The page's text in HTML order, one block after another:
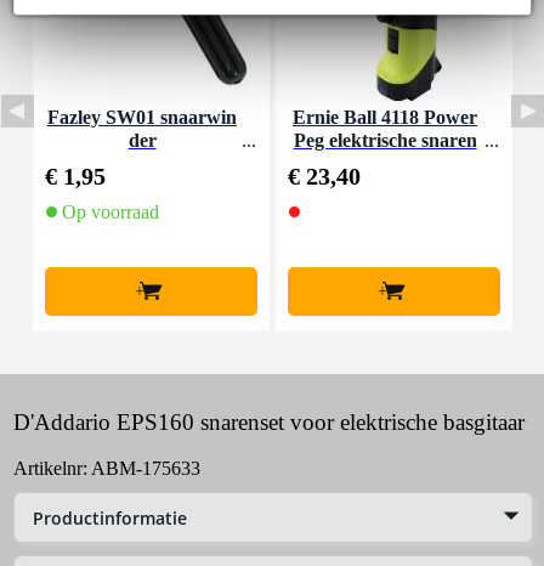
Fazley SW01 snaarwin
der
€ 1,95
Op voorraad
+
Ernie Ball 4118 Power
Peg elektrische snaren
€ 23,40
+
D'Addario EPS160 snarenset voor elektrische basgitaar
Artikelnr: ABM-175633
Productinformatie